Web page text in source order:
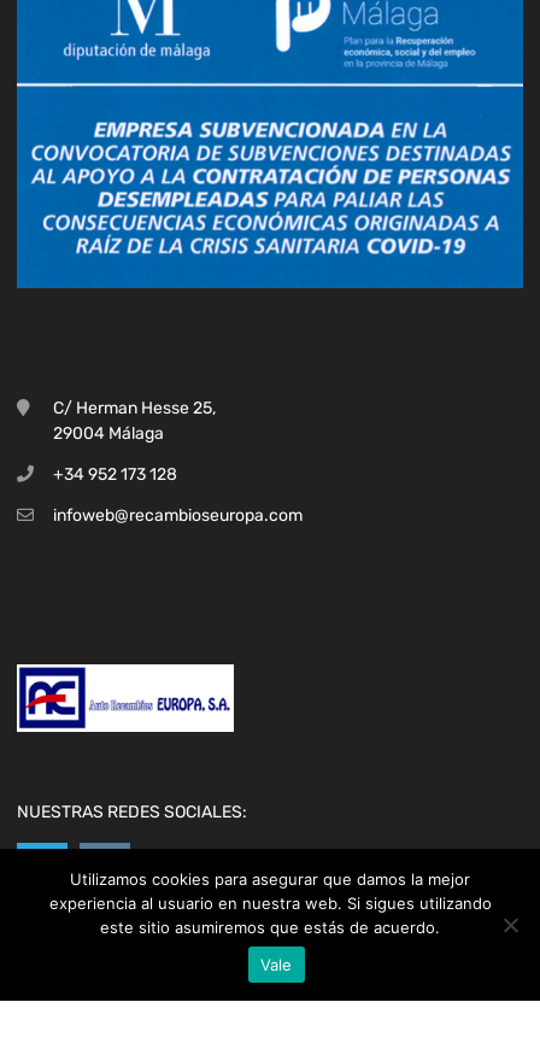
C/ Herman Hesse 25,
29004 Málaga
+34 952 173 128
infoweb@recambioseuropa.com
NUESTRAS REDES SOCIALES:
Chromium Auto Parts by
FreePik| Icons made byFreepikfromwww.flaticon.com
Utilizamos cookies para asegurar que damos la mejor
experiencia al usuario en nuestra web. Si sigues utilizando
este sitio asumiremos que estás de acuerdo.
Vale